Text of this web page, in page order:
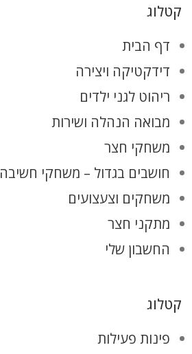
קטלוג
דף הבית
דידקטיקה ויצירה
ריהוט לגני ילדים
מבואה הנהלה ושירות
משחקי חצר
חושבים בגדול – משחקי חשיבה
משחקים וצעצועים
מתקני חצר
החשבון שלי
קטלוג
פינות פעילות